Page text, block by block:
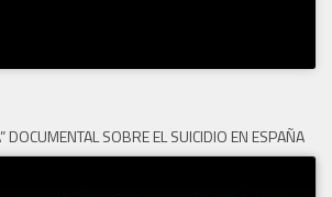
DOCUMENTAL SOBRE EL SUICIDIO EN ESPAÑA